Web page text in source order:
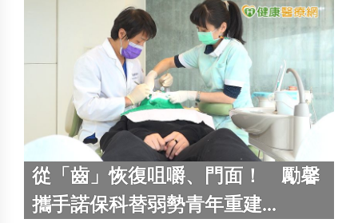
從「齒」恢復咀嚼、門面！ 勵馨
攜手諾保科替弱勢青年重建...